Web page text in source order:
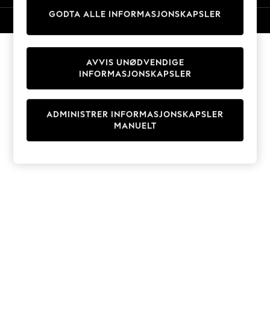
Coats & Jackets
Sweatshirts & Hoodies
Knitwear
Cardigans
Dresses
Sets & Outfits
T-Shirts
GODTA ALLE INFORMASJONSKAPSLER
ADMINISTRER INFORMASJONSKAPSLER
MANUELT
AVVIS UNØDVENDIGE
INFORMASJONSKAPSLER